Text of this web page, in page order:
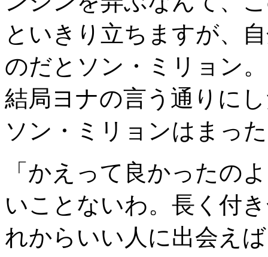
といきり立ちますが、
のだとソン・ミリョン。
結局ヨナの言う通りに
ソン・ミリョンはまっ
「かえって良かったの
いことないわ。長く付
れからいい人に出会え